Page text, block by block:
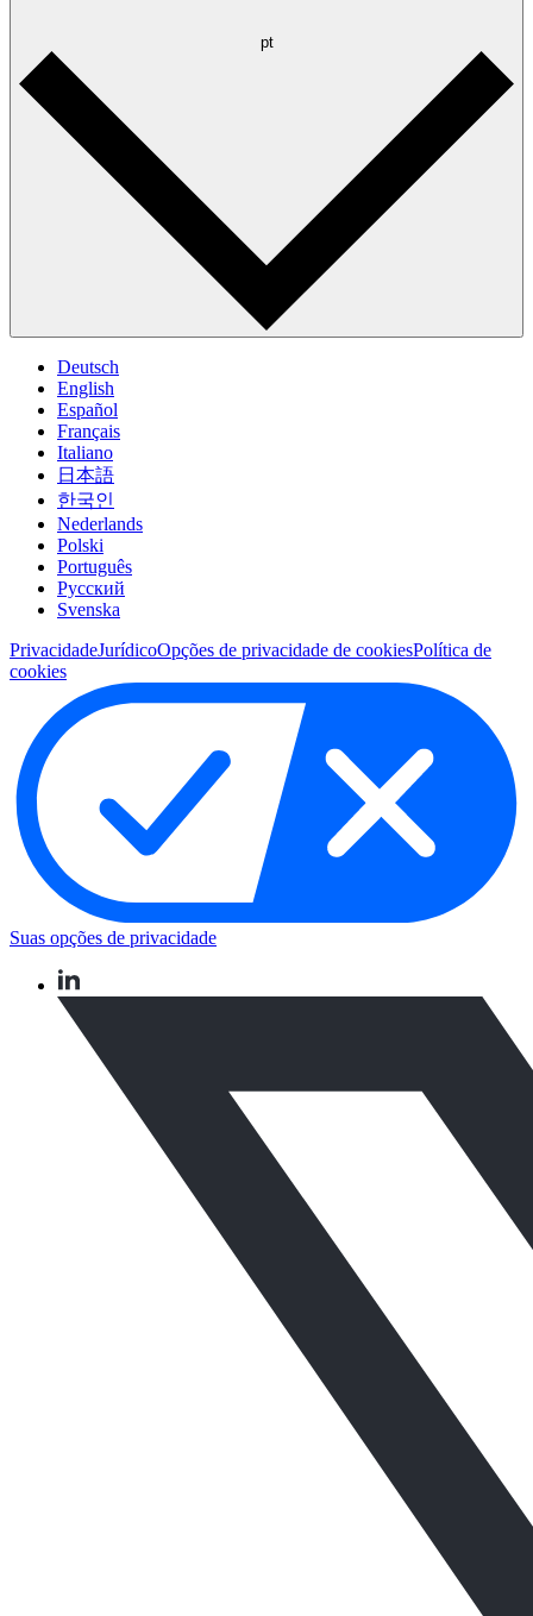
pt
Deutsch
English
Español
Français
Italiano
日本語
한국인
Nederlands
Polski
Português
Pусский
Svenska
PrivacidadeJurídicoOpções de privacidade de cookiesPolítica de
cookies
Suas opções de privacidade